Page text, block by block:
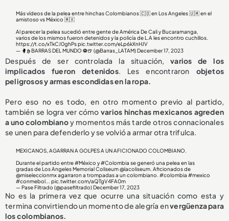
Más vídeos de la pelea entre hinchas Colombianos 🇨🇴 en Los Angeles 🇺🇲 en el
amistoso vs México 🇲🇽
Al parecer la pelea sucedió entre gente de América De Cali y Bucaramanga,
varios de los mismos fueron detenidos y la policía de L.A les encontro cuchillos.
https://t.co/xTkCJ0ghPs pic.twitter.com/eLp6kXnHJV
— 🥊𝕳 BARRAS DEL MUNDO ⚽🍺 (@Barras_LATAM)December 17, 2023
Después de ser controlada la situación,varios de los
implicados fueron detenidos. Les encontraron objetos
peligrosos y armas escondidas en la ropa.
Pero eso no es todo, en otro momento previo al partido,
también se logra ver cómovarios hinchas mexicanos agreden
a uno colombianoy momentos más tarde otros connacionales
se unen para defenderlo y se volvió a armar otra trifulca.
MEXICANOS, AGARRAN A GOLPES A UN AFICIONADO COLOMBIANO.
Durante el partido entre#México y#Colombia se generó una pelea en las
gradas de Los Angeles Memorial Coliseum@lacoliseum . Aficionados de
@miseleccionmxagarraron a trompadas a un colombiano.#colombia #mexico
#conmebol ...pic.twitter.com/aQTgV4FA0m
— Pase Filtrado (@pasefiltrado)December 17, 2023
No es la primera vez que ocurre una situación como esta y
termina convirtiendoun momento de alegría envergüenza para
los colombianos.